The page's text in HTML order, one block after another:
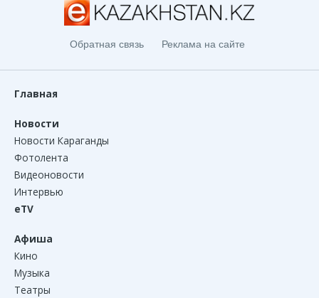
Обратная связь Реклама на сайте
Главная
Новости
Новости Караганды
Фотолента
Видеоновости
Интервью
eTV
Афиша
Кино
Музыка
Театры